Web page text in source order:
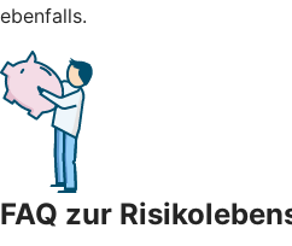
ebenfalls.
FAQ zur